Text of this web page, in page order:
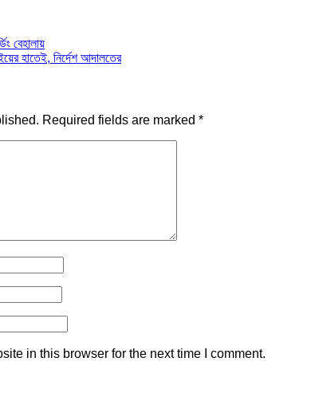
বেহালায়
হাতেই, নির্দেশ আদালতের
Required fields are marked *
in this browser for the next time I comment.